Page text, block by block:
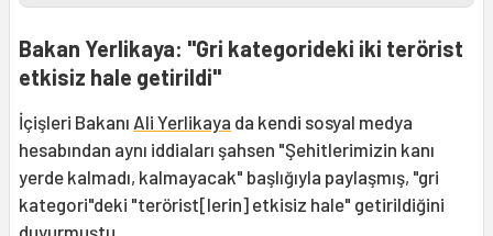
Bakan Yerlikaya: "Gri kategorideki iki terörist
etkisiz hale getirildi"
İçişleri Bakanı Ali Yerlikaya da kendi sosyal medya
hesabından aynı iddiaları şahsen "Şehitlerimizin kanı
yerde kalmadı, kalmayacak" başlığıyla paylaşmış, "gri
kategori"deki "terörist[lerin] etkisiz hale" getirildiğini
duyurmuştu.